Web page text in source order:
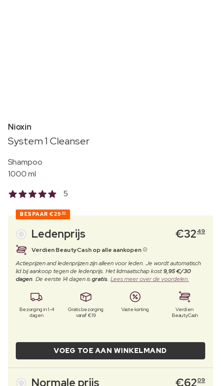
Nioxin
System 1 Cleanser
Shampoo
1000 ml
5
BESPAAR €29 60
Ledenprijs €32 49
Verdien BeautyCash op alle aankopen
Actieprijzen and ledenprijzen zijn alleen voor leden. Je wordt automatisch
lid bij aankoop tegen de ledenprijs. Het lidmaatschap kost9,95 €/30
dagen. De eerste 14 dagen isgratis. Lees meer over de voordelen.
Bezorging in 1-4
dagen
Gratis bezorging
vanaf €19
Vaste korting
Verdien
BeautyCash
VOEG TOE AAN WINKELMAND
Normale prijs €6209